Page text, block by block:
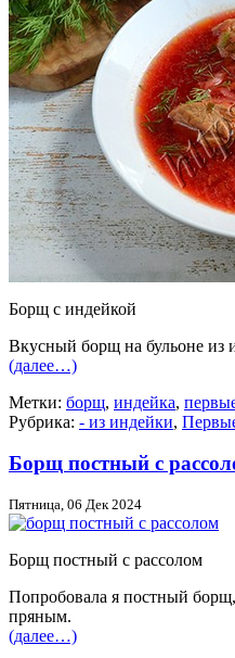
Борщ с индейкой
Вкусный борщ на бульоне из
(далее…)
Метки: борщ, индейка,
Рубрика: - из индейки,
Борщ постный с
Пятница, 06 Дек 2024
Борщ постный с рассолом
Попробовала я постный
пряным.
(далее…)